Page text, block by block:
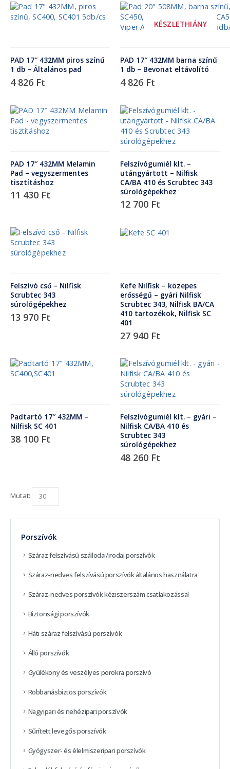
PAD 17″ 432MM piros színű
1 db – Általános pad
4 826 Ft
KÉSZLETHIÁNY
PAD 17″ 432MM barna színű
1 db – Bevonat eltávolító
4 826 Ft
PAD 17″ 432MM Melamin
Pad – vegyszermentes
tisztításhoz
11 430 Ft
Felszívógumiél klt. –
utángyártott – Nilfisk
CA/BA 410 és Scrubtec 343
súrológépekhez
12 700 Ft
Felszívó cső – Nilfisk
Scrubtec 343
súrológépekhez
13 970 Ft
Kefe Nilfisk – közepes
erősségű – gyári Nilfisk
Scrubtec 343, Nilfisk BA/CA
410 tartozékok, Nilfisk SC
401
27 940 Ft
Padtartó 17″ 432MM –
Nilfisk SC 401
38 100 Ft
Felszívógumiél klt. – gyári –
Nilfisk CA/BA 410 és
Scrubtec 343
súrológépekhez
48 260 Ft
Mutat:
Porszívók
Száraz felszívású szállodai/irodai porszívók
Száraz-nedves felszívású porszívók általános használatra
Száraz-nedves porszívók kéziszerszám csatlakozással
Biztonsági porszívók
Háti száraz felszívású porszívók
Álló porszívók
Gyúlékony és veszélyes porokra porszívó
Robbanásbiztos porszívók
Nagyipari és nehézipari porszívók
Sűrített levegős porszívók
Gyógyszer- és élelmiszeripari porszívók